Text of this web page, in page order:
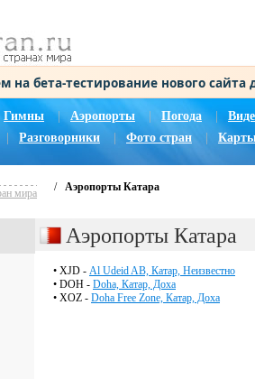
на бета-тестирование нового
Гимны | Аэропорты Погода |
Разговорники Фото стран
мира
/ Аэропорты Катара
Аэропорты Катара
• XJD - Al Udeid AB, Катар, Неизвестно
• DOH - Doha, Катар, Доха
• XOZ - Doha Free Zone, Катар, Доха